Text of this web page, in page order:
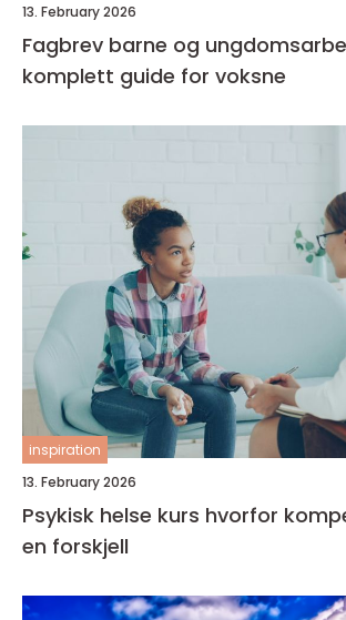
13. February 2026
Fagbrev barne og
komplett guide for voksne
inspiration
13. February 2026
Psykisk helse kurs hvorfor kompetanse gjør
en forskjell